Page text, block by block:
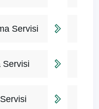
Servisi
Servisi